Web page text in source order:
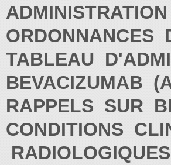
TABLEAU
BEVACIZUMAB
RAPPELS SUR
CONDITIONS